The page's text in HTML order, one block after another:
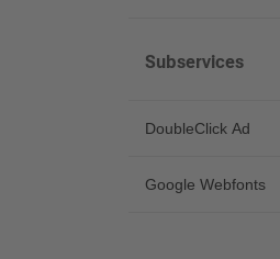
Subservices
DoubleClick Ad
Google Webfonts